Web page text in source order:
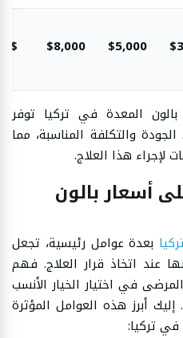
$5,000
$8,000
المعدة في تركيا توفر
والتكلفة المناسبة، مما
هذا العلاج.
أسعار بالون
بعدة عوامل رئيسية، تجعل
عند اتخاذ قرار العلاج. فهم
في اختيار الخيار الأنسب
أبرز هذه العوامل المؤثرة
في تركيا: